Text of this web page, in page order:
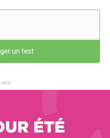
un test